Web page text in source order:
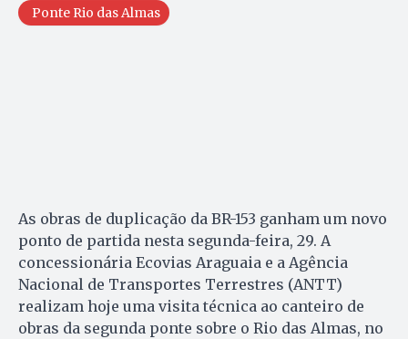
Ponte Rio das Almas
As obras de duplicação da BR-153 ganham um novo
ponto de partida nesta segunda-feira, 29. A
concessionária Ecovias Araguaia e a Agência
Nacional de Transportes Terrestres (ANTT)
realizam hoje uma visita técnica ao canteiro de
obras da segunda ponte sobre o Rio das Almas, no